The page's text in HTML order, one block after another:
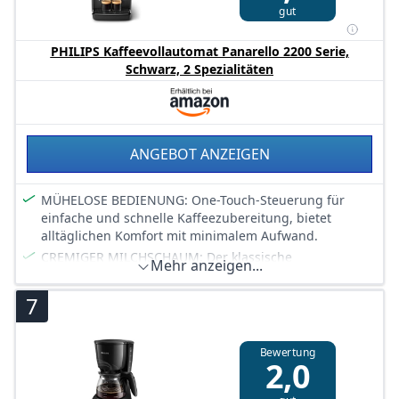
gut
PHILIPS Kaffeevollautomat Panarello 2200 Serie,
Schwarz, 2 Spezialitäten
ANGEBOT ANZEIGEN
MÜHELOSE BEDIENUNG: One-Touch-Steuerung für
einfache und schnelle Kaffeezubereitung, bietet
alltäglichen Komfort mit minimalem Aufwand.
CREMIGER MILCHSCHAUM: Der klassische
Milchaufschäumer erzeugt glatten, samtigen
Milchschaum – perfekt für Cappuccino und Latte
Anpassung von Mahlgrad, Kaffeestärke, Menge und
Temperatur nach Ihren persönlichen
Geschmacksvorlieben.
Mehr anzeigen...
7
Bewertung
2,0